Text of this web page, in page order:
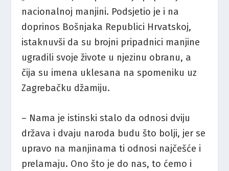
nacionalnoj manjini. Podsjetio je i na
doprinos Bošnjaka Republici Hrvatskoj,
istaknuvši da su brojni pripadnici manjine
ugradili svoje živote u njezinu obranu, a
čija su imena uklesana na spomeniku uz
Zagrebačku džamiju.
– Nama je istinski stalo da odnosi dviju
država i dvaju naroda budu što bolji, jer se
upravo na manjinama ti odnosi najčešće i
prelamaju. Ono što je do nas, to ćemo i